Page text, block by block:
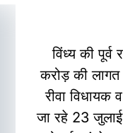
विंध्य की
करोड़ की लागत
रीवा
जा रहे 23